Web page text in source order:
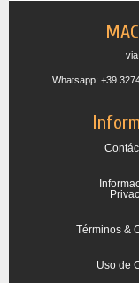
Whatsapp: +39
Términos &
Uso de